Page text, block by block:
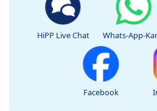
HiPP Live Chat Whats-App-
Facebook